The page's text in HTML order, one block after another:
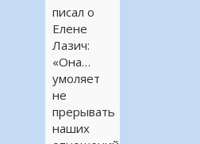
писал о
Елене
Лазич:
«Она…
умоляет
не
прерывать
наших